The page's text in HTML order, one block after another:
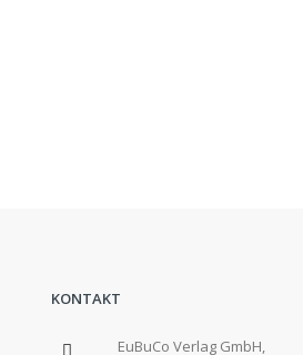
KONTAKT
EuBuCo Verlag GmbH,